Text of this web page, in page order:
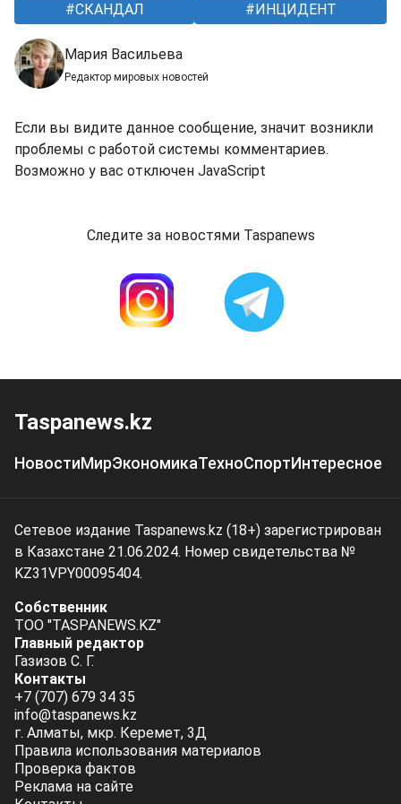
СКАНДАЛ ИНЦИДЕНТ
Мария Васильева
Редактор мировых новостей
Если вы видите данное сообщение, значит возникли
проблемы с работой системы комментариев.
Возможно у вас отключен JavaScript
Следите за новостями Taspanews
Taspanews.kz
НовостиМирЭкономикаТехноСпортИнтересное
Сетевое издание Taspanews.kz (18+) зарегистрирован
в Казахстане 21.06.2024. Номер свидетельства №
KZ31VPY00095404.
Собственник
ТОО "TASPANEWS.KZ"
Главный редактор
Газизов С. Г.
Контакты
+7 (707) 679 34 35
info@taspanews.kz
г. Алматы, мкр. Керемет, 3Д
Правила использования материалов
Проверка фактов
Реклама на сайте